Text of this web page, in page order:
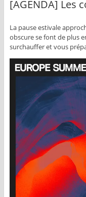
[AGENDA] Les
La pause estivale
obscure se font de plus
surchauffer et vous